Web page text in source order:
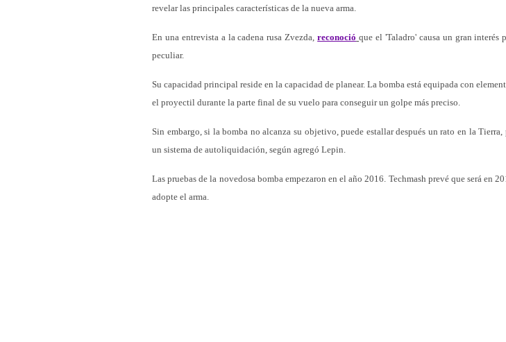
revelar las principales características de la nueva arma.
En una entrevista a la cadena rusa Zvezda,reconoció que el 'Taladro' causa un gran interés
peculiar.
Su capacidad principal reside en la capacidad de planear. La bomba está equipada con
el proyectil durante la parte final de su vuelo para conseguir un golpe más preciso.
Sin embargo, si la bomba no alcanza su objetivo, puede estallar después un rato en la Tierra,
un sistema de autoliquidación, según agregó Lepin.
Las pruebas de la novedosa bomba empezaron en el año 2016. Techmash prevé que será en
adopte el arma.